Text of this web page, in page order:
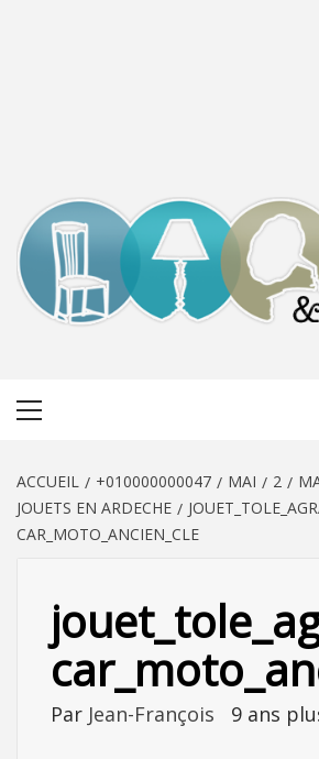
ACCUEIL +010000000047 MAI 2
JOUETS EN ARDECHE
CAR_MOTO_ANCIEN_CLE
Par Jean-François 9 ans